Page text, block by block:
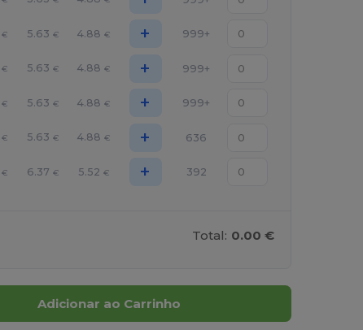
€ 5.63 € 4.88 € + 999+
€ 5.63 € 4.88 € + 999+
€ 5.63 € 4.88 € + 999+
€ 5.63 € 4.88 € + 636
€ 6.37 € 5.52 € + 392
Total: 0.00 €
Adicionar ao Carrinho